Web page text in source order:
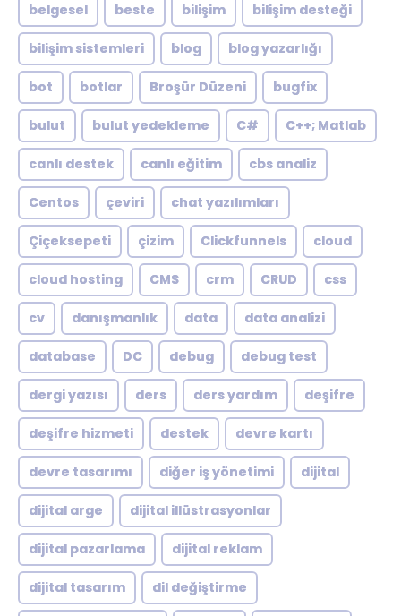
belgesel beste bilişim bilişim desteği
bilişim sistemleri blog blog yazarlığı
bot botlar Broşür Düzeni bugfix
bulut bulut yedekleme C# C++; Matlab
canlı destek canlı eğitim cbs analiz
Centos çeviri chat yazılımları
Çiçeksepeti çizim Clickfunnels cloud
cloud hosting CMS crm CRUD css
cv danışmanlık data data analizi
database DC debug debug test
dergi yazısı ders ders yardım deşifre
deşifre hizmeti destek devre kartı
devre tasarımı diğer iş yönetimi dijital
dijital arge dijital illüstrasyonlar
dijital pazarlama dijital reklam
dijital tasarım dil değiştirme